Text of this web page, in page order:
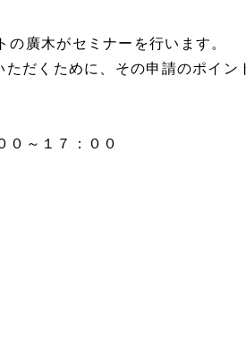
廣木がセミナーを行います。
だくために、その申請のポイ
０～１７：００